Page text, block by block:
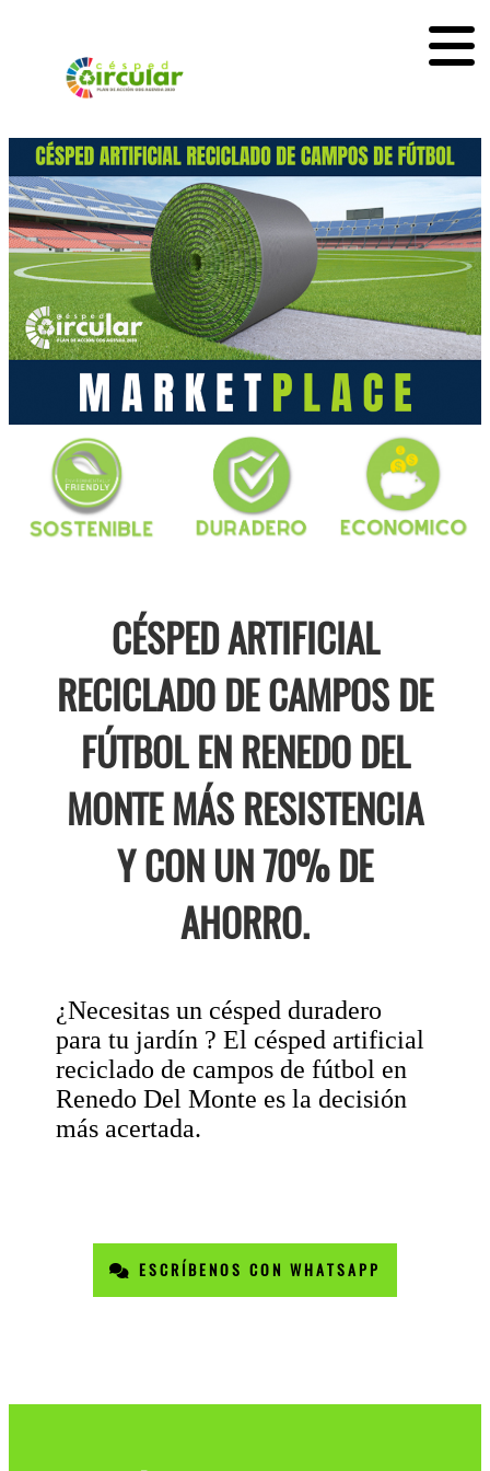
CÉSPED ARTIFICIAL
RECICLADO DE CAMPOS DE
FÚTBOL EN RENEDO DEL
MONTE MÁS RESISTENCIA
Y CON UN 70% DE
AHORRO.
¿Necesitas un césped duradero
para tu jardín ? El césped artificial
reciclado de campos de fútbol en
Renedo Del Monte es la decisión
más acertada.
ESCRÍBENOS CON WHATSAPP